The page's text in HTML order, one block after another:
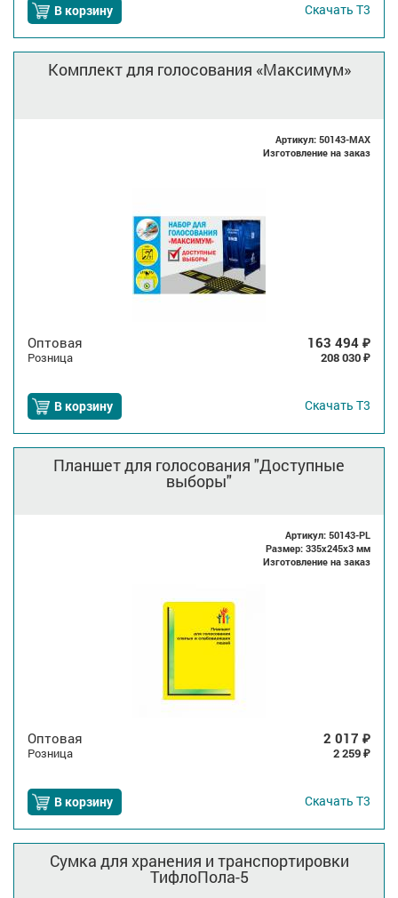
В корзину Скачать Т3
Комплект для голосования «Максимум»
Артикул: 50143-MAX
Изготовление на заказ
Оптовая 163 494 ₽
Розница 208 030 ₽
В корзину Скачать Т3
Планшет для голосования "Доступные
выборы"
Артикул: 50143-PL
Размер: 335x245x3 мм
Изготовление на заказ
Оптовая 2 017 ₽
Розница 2 259 ₽
В корзину Скачать Т3
Сумка для хранения и транспортировки
ТифлоПола-5